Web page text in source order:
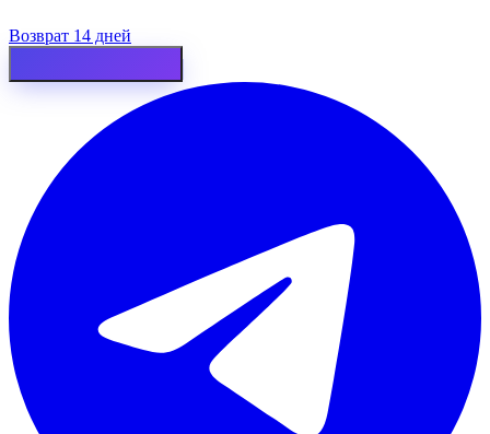
Возврат 14 дней